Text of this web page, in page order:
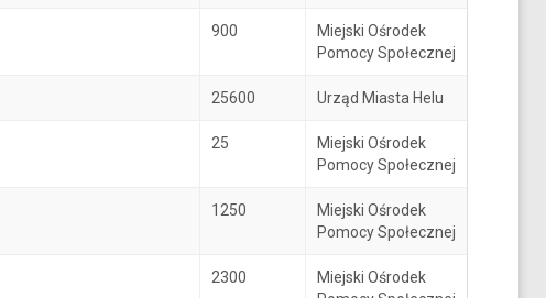
900
Miejski Ośrodek
Pomocy Społecznej
25600 Urząd Miasta Helu
25
Miejski Ośrodek
Pomocy Społecznej
1250
Miejski Ośrodek
Pomocy Społecznej
2300
Miejski Ośrodek